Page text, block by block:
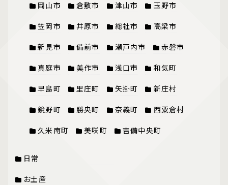
岡山市 倉敷市 津山市 玉野市
笠岡市 井原市 総社市 高梁市
新見市 備前市 瀬戸内市 赤磐市
真庭市 美作市 浅口市 和気町
早島町 里庄町 矢掛町 新庄村
鏡野町 勝央町 奈義町 西粟倉村
久米南町 美咲町 吉備中央町
日常
お土産